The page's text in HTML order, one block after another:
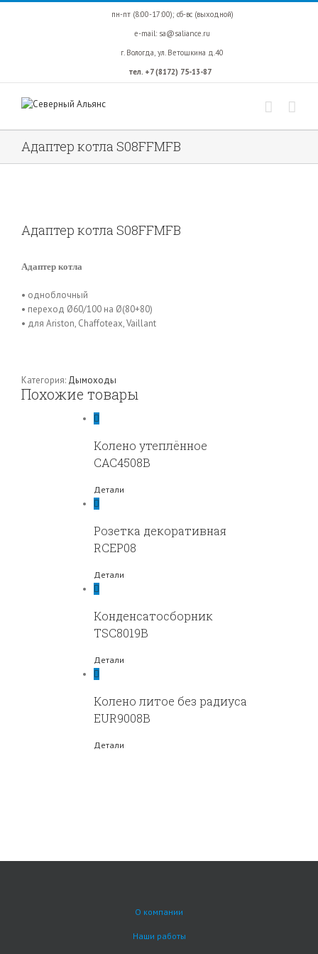
пн-пт (8:00-17:00); сб-вс (выходной)
e-mail: sa@saliance.ru
г. Вологда, ул. Ветошкина д.40
тел. +7 (8172) 75-13-87
Адаптер котла S08FFMFB
Адаптер котла S08FFMFB
Адаптер котла
• одноблочный
• переход Ø60/100 на Ø(80+80)
• для Ariston, Chaffoteax, Vaillant
Категория: Дымоходы
Похожие товары
Колено утеплённое
CAC4508B
Детали
Розетка декоративная
RCEP08
Детали
Конденсатосборник
TSC8019B
Детали
Колено литое без радиуса
EUR9008B
Детали
О компании
Наши работы